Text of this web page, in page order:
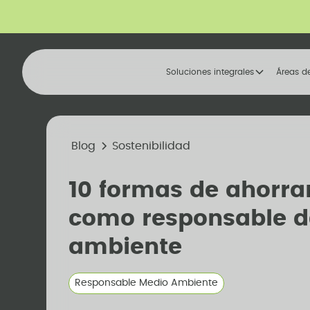
Soluciones integrales Áreas
Blog Sostenibilidad
10 formas de
como responsable
ambiente
Responsable Medio Ambiente